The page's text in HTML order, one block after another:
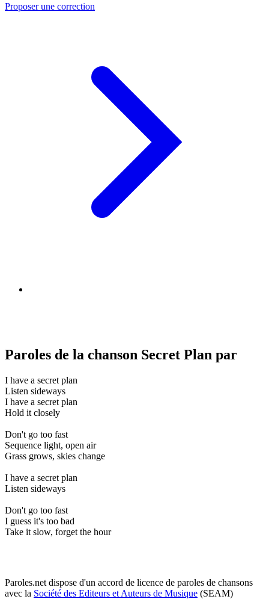
Proposer une correction
Paroles de la chanson Secret Plan par
I have a secret plan
Listen sideways
I have a secret plan
Hold it closely
Don't go too fast
Sequence light, open air
Grass grows, skies change
I have a secret plan
Listen sideways
Don't go too fast
I guess it's too bad
Take it slow, forget the hour
Paroles.net dispose d'un accord de licence de paroles de chansons
avec la Société des Editeurs et Auteurs de Musique (SEAM)